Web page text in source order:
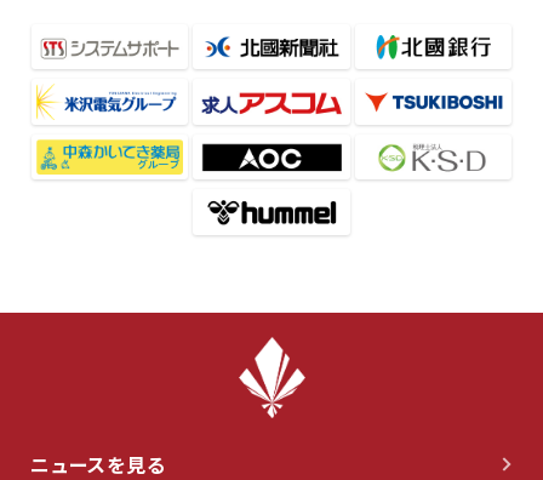
ニュースを見る